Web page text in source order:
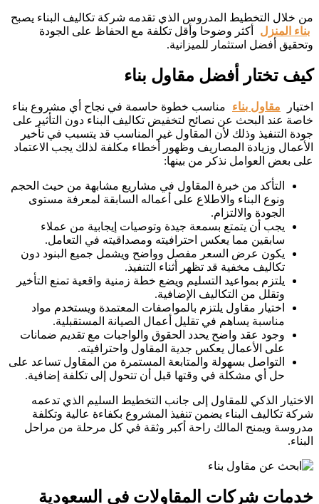
من خلال التخطيط المدروس الذي تقدمه شركة تكاليف البناء يصبح
بناء المنزل
أكثر وضوحا وأقل تكلفة مع الحفاظ على الجودة
وتحقيق أفضل استثمار للميزانية.
كيف تختار أفضل مقاول بناء
اختيار مقاول بناء
مناسب خطوة حاسمة في نجاح أي مشروع بناء
خاصة عند البحث عن نصائح لتخفيض تكاليف البناء دون التأثير على
جودة التنفيذ وذلك لأن المقاول غير المناسب قد يتسبب في تأخير
الأعمال وزيادة المصاريف وظهور أخطاء مكلفة لذلك يجب الاعتماد
على بعض العوامل نذكر من بينها:
التأكد من خبرة المقاول في مشاريع مشابهة من حيث الحجم
ونوع البناء والاطلاع على أعماله السابقة لمعرفة مستوى
الجودة والالتزام.
يجب أن يتمتع بسمعة جيدة وتوصيات إيجابية من عملاء
سابقين مما يعكس احترافيته ومصداقيته في التعامل.
يكون عرض السعر مفصل وواضح ويشمل جميع البنود دون
تكاليف مخفية قد تظهر أثناء التنفيذ.
يلتزم بمواعيد التسليم ويضع خطة زمنية واقعية تمنع التأخير
وتقلل من التكاليف الإضافية.
اختيار مقاول يلتزم بالمواصفات المعتمدة ويستخدم مواد
مناسبة يساهم في تقليل أعمال الصيانة المستقبلية.
وجود عقد واضح يحدد الحقوق والواجبات مع تقديم ضمانات
على الأعمال يعكس جدية المقاول واحترافيته.
التواصل بسهولة والمتابعة المستمرة من المقاول تساعد على
حل أي مشكلة في وقتها قبل أن تتحول إلى تكلفة إضافية.
الاختيار الذكي للمقاول إلى جانب التخطيط السليم الذي تدعمه
شركة تكاليف البناء يضمن تنفيذ المشروع بكفاءة عالية وتكلفة
مدروسة ويمنح المالك راحة أكبر وثقة في كل مرحلة من مراحل
البناء.
خدمات شركات المقاولات في السعودية